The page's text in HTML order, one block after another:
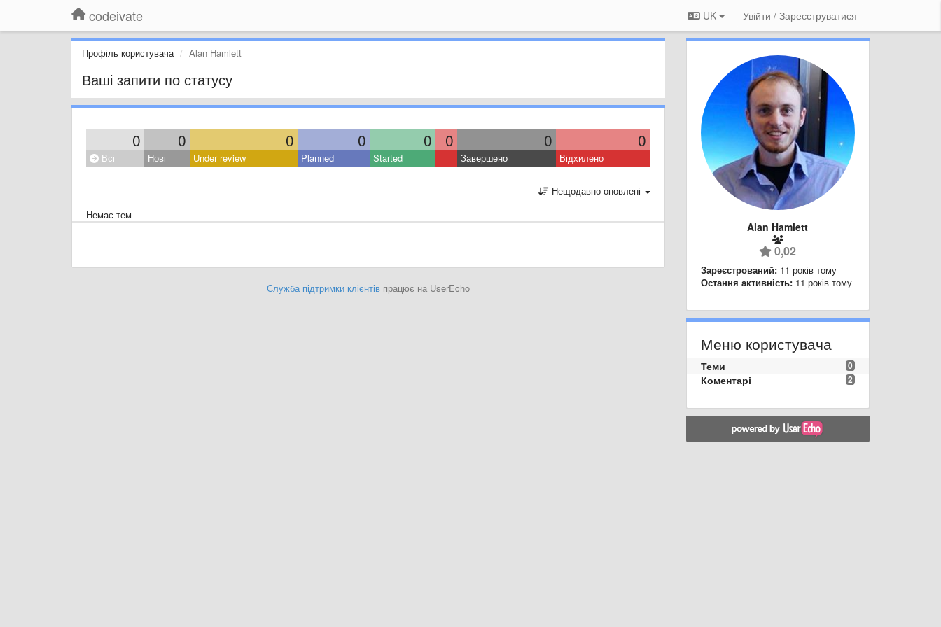
codeivate UK Увійти / Зареєструватися
Профіль користувача Alan Hamlett
Ваші запити по статусу
0 0 0 0 0 0 0 0
Всі Нові Under review Planned Started Завершено Відхилено
Нещодавно оновлені
Немає тем
Служба підтримки клієнтівпрацює на UserEcho
Alan Hamlett
0,02
Зареєстрований: 11 років тому
Остання активність: 11 років тому
Меню користувача
0
Теми
2
Коментарі